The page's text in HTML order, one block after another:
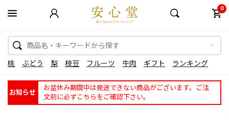
0
桃 ぶどう 梨 枝豆 フルーツ 牛肉 ギフト ランキング
お知らせ
お盆休み期間中は発送できない商品がございます。ご注
文前に必ずこちらをご確認下さい。